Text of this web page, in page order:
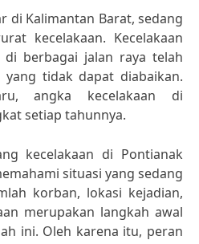
di Kalimantan Barat, sedang
kecelakaan. Kecelakaan
berbagai jalan raya telah
tidak dapat diabaikan.
angka kecelakaan di
setiap tahunnya.
kecelakaan di Pontianak
situasi yang sedang
korban, lokasi kejadian,
merupakan langkah awal
ini. Oleh karena itu, peran